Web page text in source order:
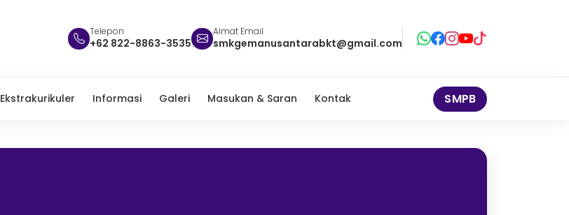
Telepon
+62 822-8863-3535
Almat Email
smkgemanusantarabkt@gmail.com
Ekstrakurikuler Informasi Galeri Masukan & Saran Kontak SMPB